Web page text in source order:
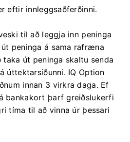
eftir innleggsaðferðinni.
til að leggja inn peninga
peninga á sama rafræna
taka út peninga skaltu senda
úttektarsíðunni. IQ Option
innan 3 virkra daga. Ef
bankakort þarf greiðslukerfi
tíma til að vinna úr þessari